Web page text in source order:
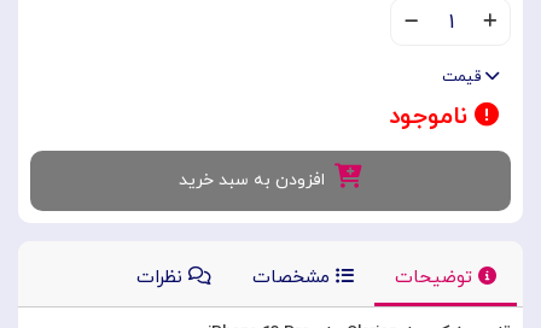
۱
قیمت
ناموجود
افزودن به سبد خرید
توضیحات مشخصات نظرات